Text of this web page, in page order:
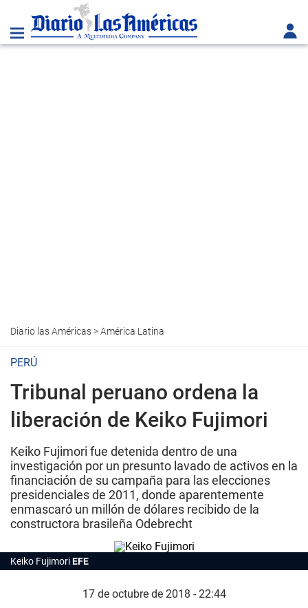
Diario las Américas>América Latina
PERÚ
Tribunal peruano ordena la
liberación de Keiko Fujimori
Keiko Fujimori fue detenida dentro de una
investigación por un presunto lavado de activos en la
financiación de su campaña para las elecciones
presidenciales de 2011, donde aparentemente
enmascaró un millón de dólares recibido de la
constructora brasileña Odebrecht
Keiko FujimoriEFE
17 de octubre de 2018 - 22:44